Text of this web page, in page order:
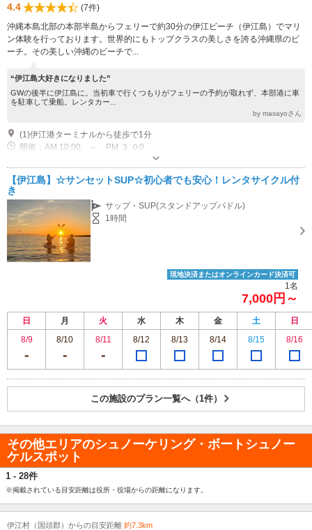
4.4
(7件)
沖縄本島北部の本部半島からフェリーで約30分の伊江ビーチ（伊江島）でマリ
ン体験を行っております。世界的にもトップクラスの美しさを誇る沖縄県のビ
ーチ。その美しい沖縄のビーチで...
“伊江島大好きになりました”
GWの後半に伊江島に。当初車で行くつもりがフェリーの予約が取れず、本部港に車
を駐車して乗船。レンタカー...
by masayoさん
(1)伊江港ターミナルから徒歩で1分
開催：AM 10:00 ～ PM ３:０0
【伊江島】☆サンセットSUP☆初心者でも安心！レンタサイクル付
き
サップ・SUP(スタンドアップパドル)
1時間
現地決済またはオンラインカード決済可
1名
7,000円～
日 月 火 水 木 金 土
日
8/9
8/10 8/11 8/12 8/13 8/14 8/15 8/16
この施設のプラン一覧へ（1件）
その他エリアのシュノーケリング・ボートシュノー
ケルスポット
1 - 28件
※掲載されている目安距離は役所・役場からの距離になります。
伊江村（国頭郡）からの目安距離 約7.3km